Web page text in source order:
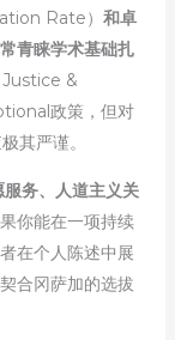
Rate） 和卓
青睐学术基础扎
Justice &
政策，但对
其严谨。
务、人道主义关
你能在一项持续
在个人陈述中展
合冈萨加的选拔